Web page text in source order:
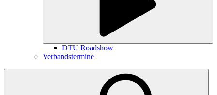
DTU Roadshow
Verbandstermine